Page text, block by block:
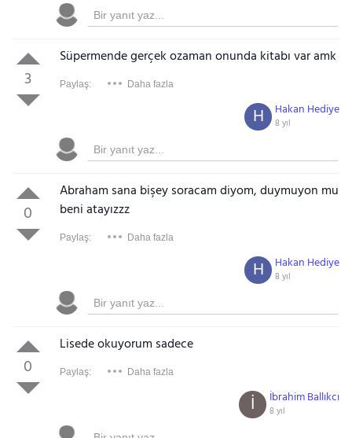
3
Süpermende gerçek ozaman onunda kitabı var amk
Paylaş: Daha fazla
Hakan Hediye
8 yıl
H
0
Abraham sana bişey soracam diyom, duymuyon mu
beni atayızzz
Paylaş: Daha fazla
Hakan Hediye
8 yıl
H
0
Lisede okuyorum sadece
Paylaş: Daha fazla
İbrahim Ballıkcı
8 yıl
İ